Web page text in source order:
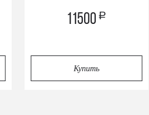
11500 a
Купить